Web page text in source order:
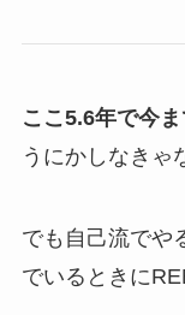
ここ5.6年で今
うにかしなきゃ
でも自己流でや
でいるときに